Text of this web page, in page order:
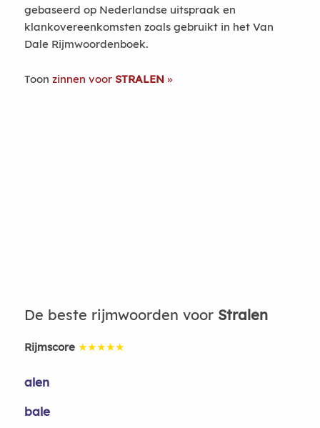
gebaseerd op Nederlandse uitspraak en
klankovereenkomsten zoals gebruikt in het Van
Dale Rijmwoordenboek.
Toon zinnen voor STRALEN
De beste rijmwoorden voor Stralen
Rijmscore ★★★★★
alen
bale